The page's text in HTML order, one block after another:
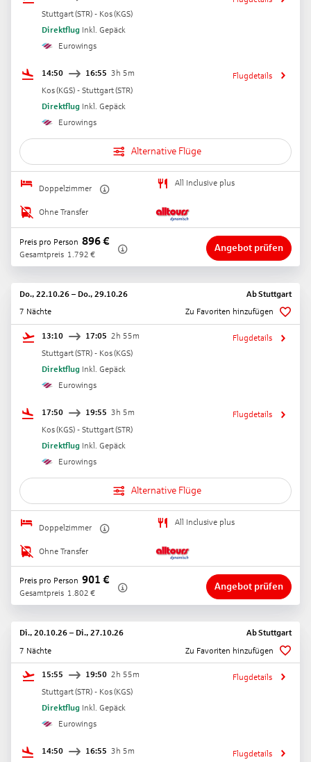
Stuttgart(STR) - Kos(KGS)
Direktflug Inkl. Gepäck
Eurowings
14:50 16:55 3h 5m
Kos(KGS) - Stuttgart(STR)
Direktflug Inkl. Gepäck
Eurowings
Flugdetails
Alternative Flüge
Doppelzimmer
All Inclusive plus
Ohne Transfer
Preis pro Person 896€
Gesamtpreis 1.792 €
Angebot prüfen
Do., 22.10.26 – Do., 29.10.26 AbStuttgart
7 Nächte
Zu Favoriten hinzufügen
13:10 17:05 2h 55m
Stuttgart(STR) - Kos(KGS)
Direktflug Inkl. Gepäck
Eurowings
Flugdetails
17:50 19:55 3h 5m
Kos(KGS) - Stuttgart(STR)
Direktflug Inkl. Gepäck
Eurowings
Flugdetails
Alternative Flüge
Doppelzimmer
All Inclusive plus
Ohne Transfer
Preis pro Person 901 €
Gesamtpreis 1.802 €
Angebot prüfen
Di., 20.10.26 – Di., 27.10.26 AbStuttgart
7 Nächte
Zu Favoriten hinzufügen
15:55 19:50 2h 55m
Stuttgart(STR) - Kos(KGS)
Direktflug Inkl. Gepäck
Eurowings
Flugdetails
14:50 16:55 3h 5m
Flugdetails